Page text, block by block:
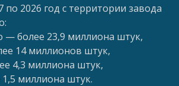
по 2026 год с территории завода
— более 23,9 миллиона штук,
14 миллионов штук,
4,3 миллиона штук,
1,5 миллиона штук.